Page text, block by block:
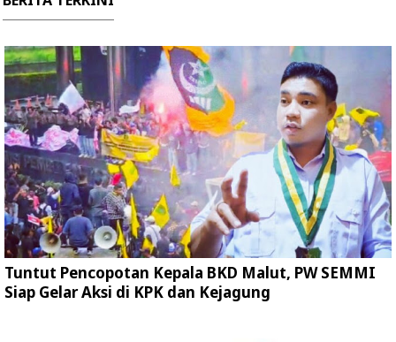
Tuntut Pencopotan Kepala BKD Malut, PW SEMMI
Siap Gelar Aksi di KPK dan Kejagung